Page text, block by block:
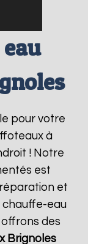
pour votre
à
! Notre
est
et
chauffe-eau
offrons des
Brignoles